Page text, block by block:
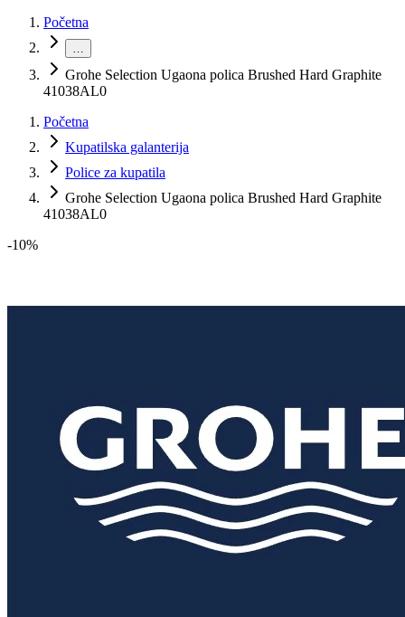
Početna
…
Grohe Selection Ugaona polica Brushed Hard Graphite
41038AL0
Početna
Kupatilska galanterija
Police za kupatila
Grohe Selection Ugaona polica Brushed Hard Graphite
41038AL0
-10%